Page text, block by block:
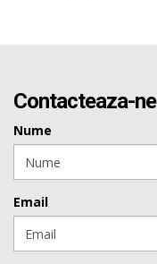
Contacteaza-ne
Nume
Email